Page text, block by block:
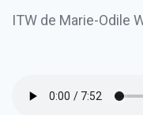
ITW de Marie-Odile